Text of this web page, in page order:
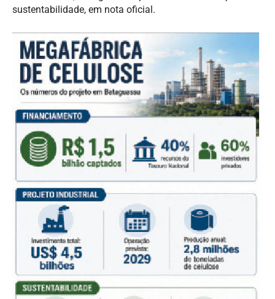
sustentabilidade, em nota oficial.